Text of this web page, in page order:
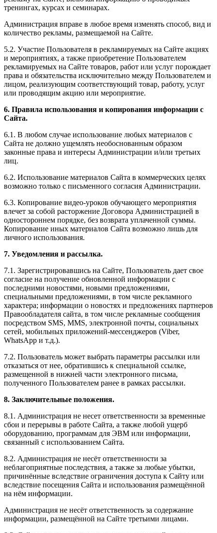
тренингах, курсах и семинарах.
Администрация вправе в любое время изменять способ, вид и
количество рекламы, размещаемой на Сайте.
5.2. Участие Пользователя в рекламируемых на Сайте акциях
и мероприятиях, а также приобретение Пользователем
рекламируемых на Сайте товаров, работ или услуг порождает
права и обязательства исключительно между Пользователем и
лицом, реализующим соответствующий товар, работу, услуг
или проводящим акцию или мероприятие.
6. Правила использования и копирования информации с
Сайта.
6.1. В любом случае использование любых материалов с
Сайта не должно ущемлять необоснованным образом
законные права и интересы Администрации и/или третьих
лиц.
6.2. Использование материалов Сайта в коммерческих целях
возможно только с письменного согласия Администрации.
6.3. Копирование видео-уроков обучающего мероприятия
влечет за собой расторжение Договора Администрацией в
одностороннем порядке, без возврата уплаченной суммы.
Копирование иных материалов Сайта возможно лишь для
личного использования.
7. Уведомления и рассылка.
7.1. Зарегистрировавшись на Сайте, Пользователь дает свое
согласие на получение обновленной информации с
последними новостями, новыми предложениями,
специальными предложениями, в том числе рекламного
характера; информации о новостях и предложениях партнеров
Правообладателя сайта, в том числе рекламные сообщения
посредством SMS, MMS, электронной почты, социальных
сетей, мобильных приложений-мессенджеров (Viber,
WhatsApp и т.д.).
7.2. Пользователь может выбрать параметры рассылки или
отказаться от нее, обратившись к специальной ссылке,
размещенной в нижней части электронного письма,
полученного Пользователем ранее в рамках рассылки.
8. Заключительные положения.
8.1. Администрация не несет ответственности за временные
сбои и перерывы в работе Сайта, а также любой ущерб
оборудованию, программам для ЭВМ или информации,
связанный с использованием Сайта.
8.2. Администрация не несёт ответственности за
неблагоприятные последствия, а также за любые убытки,
причинённые вследствие ограничения доступа к Сайту или
вследствие посещения Сайта и использования размещённой
на нём информации.
Администрация не несёт ответственность за содержание
информации, размещённой на Сайте третьими лицами.